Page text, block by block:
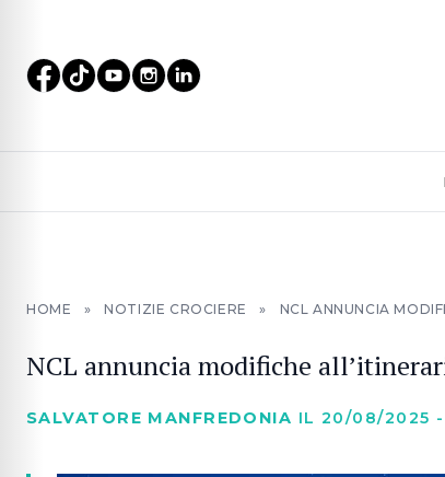
HOME » NOTIZIE CROCIERE » NCL ANNUNCIA
NCL annuncia modifiche
SALVATORE MANFREDONIA IL 20/08/2025 -